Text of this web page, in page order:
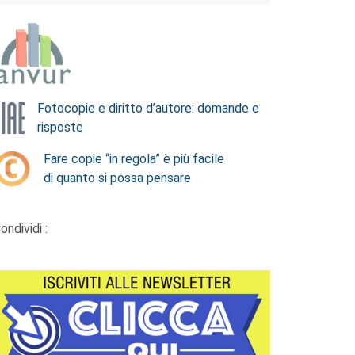
Fotocopie e diritto d’autore: domande e
risposte
Fare copie “in regola” è più facile
di quanto si possa pensare
: